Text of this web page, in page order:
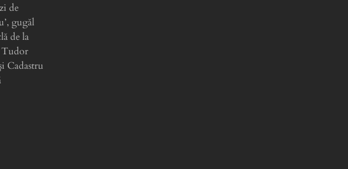
de
gugăl
de la
Tudor
Cadastru